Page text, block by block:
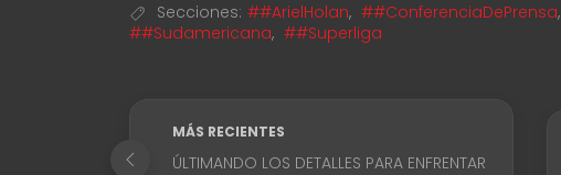
Secciones: ##ArielHolan, ##ConferenciaDePrensa,
##Sudamericana, ##Superliga
MÁS RECIENTES
ÚLTIMANDO LOS DETALLES PARA ENFRENTAR